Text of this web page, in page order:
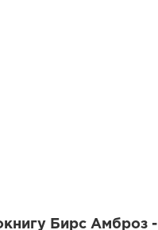
Бирс Амброз -